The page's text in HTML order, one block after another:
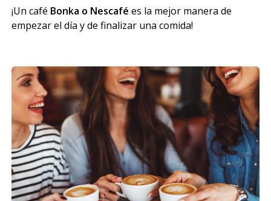
¡Un café Bonka o Nescafé es la mejor manera de
empezar el día y de finalizar una comida!